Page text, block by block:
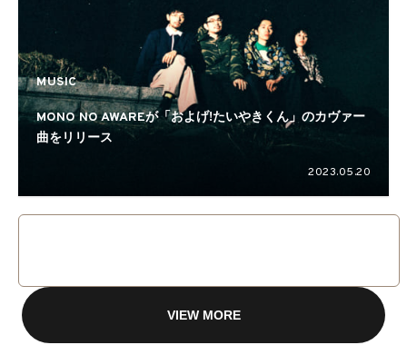
MUSIC
MONO NO AWAREが「およげ!たいやきくん」のカヴァー
曲をリリース
2023.05.20
VIEW MORE